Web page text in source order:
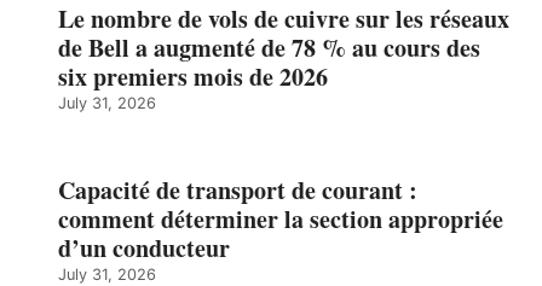
Le nombre de vols de cuivre sur les réseaux
de Bell a augmenté de 78 % au cours des
six premiers mois de 2026
July 31, 2026
Capacité de transport de courant :
comment déterminer la section appropriée
d’un conducteur
July 31, 2026